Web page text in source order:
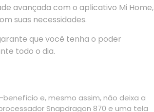
avançada com o aplicativo Mi Home,
suas necessidades.
que você tenha o poder
todo o dia.
e, mesmo assim, não deixa a
Snapdragon 870 e uma tela